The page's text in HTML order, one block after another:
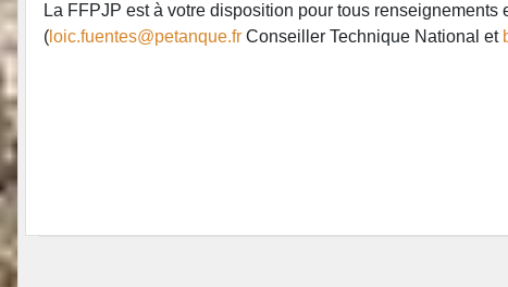
La FFPJP est à votre disposition pour tous
( loic.fuentes@petanque.fr Conseiller Technique National et